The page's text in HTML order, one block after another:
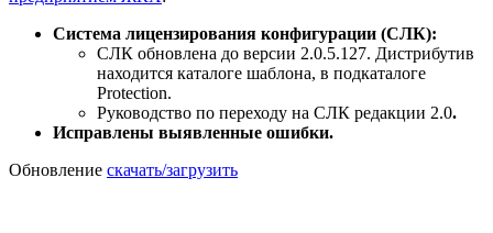
Система лицензирования конфигурации (СЛК):
СЛК обновлена до версии 2.0.5.127. Дистрибутив
находится каталоге шаблона, в подкаталоге
Protection.
Руководство по переходу на СЛК редакции 2.0.
Исправлены выявленные ошибки.
Обновление скачать/загрузить